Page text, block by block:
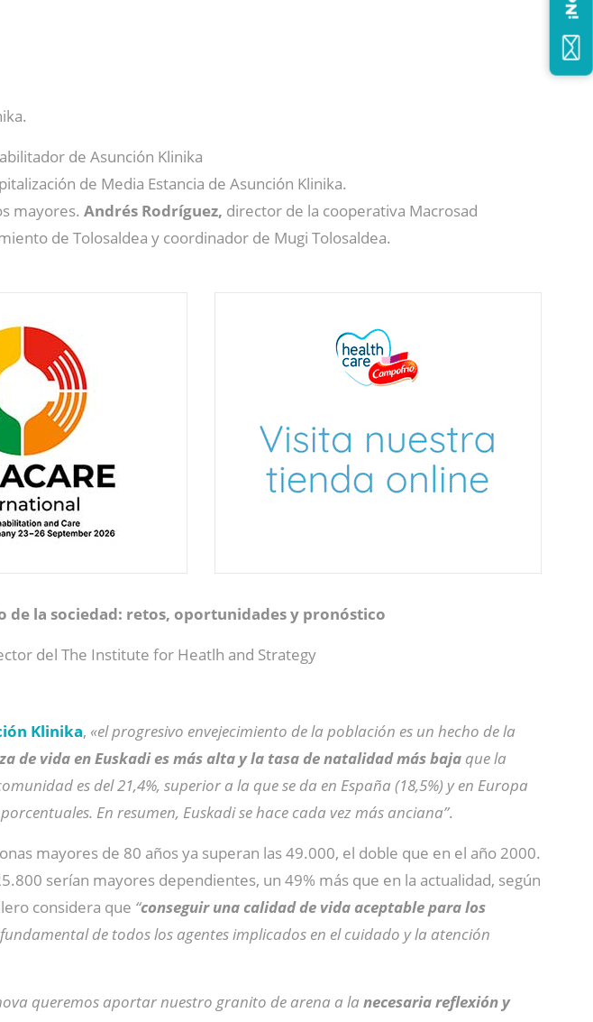
de Asunción Klinika
de Media Estancia de Asunción Klinika.
mayores. Andrés Rodríguez, director de la cooperativa Macrosad
de Tolosaldea y coordinador de Mugi Tolosaldea.
de la sociedad: retos, oportunidades y pronóstico
del The Institute for Heatlh and Strategy
Klinika, «el progresivo envejecimiento de la población es un hecho de la
de vida en Euskadi es más alta y la tasa de natalidad más baja que la
es del 21,4%, superior a la que se da en España (18,5%) y en Europa
En resumen, Euskadi se hace cada vez más anciana”.
mayores de 80 años ya superan las 49.000, el doble que en el año 2000.
serían mayores dependientes, un 49% más que en la actualidad, según
considera que “conseguir una calidad de vida aceptable para los
de todos los agentes implicados en el cuidado y la atención
queremos aportar nuestro granito de arena a la necesaria reflexión y